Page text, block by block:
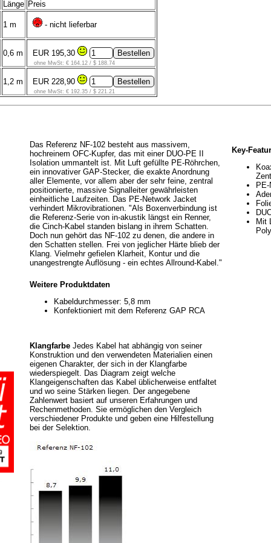
Länge Preis
1 m - nicht lieferbar
0,6 m EUR 195,30
ohne MwSt: € 164.12 / $ 188.74
1,2 m EUR 228,90
ohne MwSt: € 192.35 / $ 221.21
Das Referenz NF-102 besteht aus massivem,
hochreinem OFC-Kupfer, das mit einer DUO-PE II
Isolation ummantelt ist. Mit Luft gefüllte PE-Röhrchen,
ein innovativer GAP-Stecker, die exakte Anordnung
aller Elemente, vor allem aber der sehr feine, zentral
positionierte, massive Signalleiter gewährleisten
einheitliche Laufzeiten. Das PE-Network Jacket
verhindert Mikrovibrationen. "Als Boxenverbindung ist
die Referenz-Serie von in-akustik längst ein Renner,
die Cinch-Kabel standen bislang in ihrem Schatten.
Doch nun gehört das NF-102 zu denen, die andere in
den Schatten stellen. Frei von jeglicher Härte blieb der
Klang. Vielmehr gefielen Klarheit, Kontur und die
unangestrengte Auflösung - ein echtes Allround-Kabel."
Key-
Mit
Weitere Produktdaten
Kabeldurchmesser: 5,8 mm
Konfektioniert mit dem Referenz GAP RCA
Klangfarbe Jedes Kabel hat abhängig von seiner
Konstruktion und den verwendeten Materialien einen
eigenen Charakter, der sich in der Klangfarbe
wiederspiegelt. Das Diagram zeigt welche
Klangeigenschaften das Kabel üblicherweise entfaltet
und wo seine Stärken liegen. Der angegebene
Zahlenwert basiert auf unseren Erfahrungen und
Rechenmethoden. Sie ermöglichen den Vergleich
verschiedener Produkte und geben eine Hilfestellung
bei der Selektion.